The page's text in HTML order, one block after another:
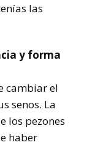
las
y forma
cambiar el
senos. La
los pezones
haber